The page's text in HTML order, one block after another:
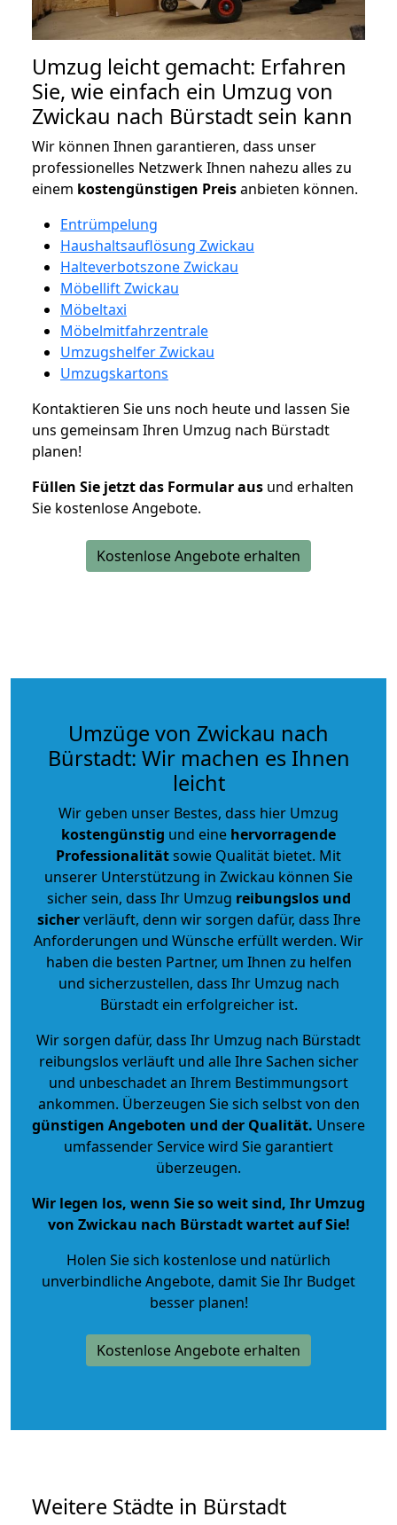
Umzug leicht gemacht: Erfahren
Sie, wie einfach ein Umzug von
Zwickau nach Bürstadt sein kann
Wir können Ihnen garantieren, dass unser
professionelles Netzwerk Ihnen nahezu alles zu
einem kostengünstigen Preisanbieten können.
Entrümpelung
Haushaltsauflösung Zwickau
Halteverbotszone Zwickau
Möbellift Zwickau
Möbeltaxi
Möbelmitfahrzentrale
Umzugshelfer Zwickau
Umzugskartons
Kontaktieren Sie uns noch heute und lassen Sie
uns gemeinsam Ihren Umzug nach Bürstadt
planen!
Füllen Sie jetzt das Formular aus und erhalten
Sie kostenlose Angebote.
Kostenlose Angebote erhalten
Umzüge von Zwickau nach
Bürstadt: Wir machen es Ihnen
leicht
Wir geben unser Bestes, dass hier Umzug
kostengünstig und eine hervorragende
Professionalitätsowie Qualität bietet. Mit
unserer Unterstützung in Zwickau können Sie
sicher sein, dass Ihr Umzug reibungslos und
sicherverläuft, denn wir sorgen dafür, dass Ihre
Anforderungen und Wünsche erfüllt werden. Wir
haben die besten Partner, um Ihnen zu helfen
und sicherzustellen, dass Ihr Umzug nach
Bürstadt ein erfolgreicher ist.
Wir sorgen dafür, dass Ihr Umzug nach Bürstadt
reibungslos verläuft und alle Ihre Sachen sicher
und unbeschadet an Ihrem Bestimmungsort
ankommen. Überzeugen Sie sich selbst von den
günstigen Angeboten und der Qualität. Unsere
umfassender Service wird Sie garantiert
überzeugen.
Wir legen los, wenn Sie so weit sind, Ihr Umzug
von Zwickau nach Bürstadt wartet auf Sie!
Holen Sie sich kostenlose und natürlich
unverbindliche Angebote, damit Sie Ihr Budget
besser planen!
Kostenlose Angebote erhalten
Weitere Städte in Bürstadt